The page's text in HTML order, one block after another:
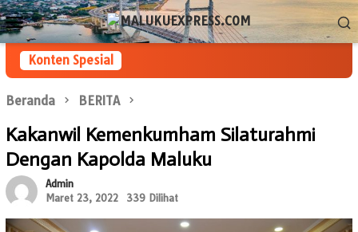
Loncat
ke
konten
Menu
Mobile
Konten Spesial
Beranda BERITA
Kakanwil Kemenkumham Silaturahmi
Dengan Kapolda Maluku
Admin
Maret 23, 2022
339 Dilihat